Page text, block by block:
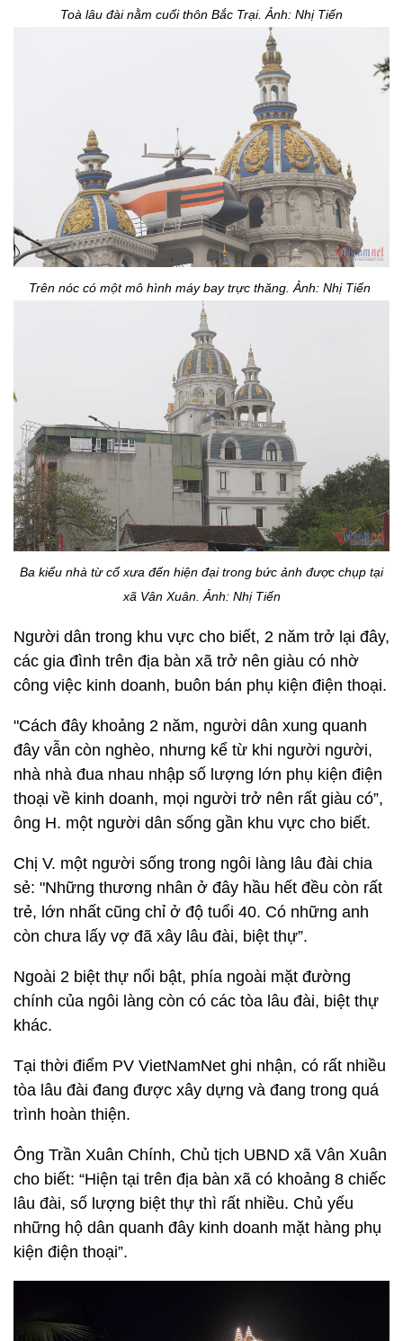
Toà lâu đài nằm cuối thôn Bắc Trại. Ảnh: Nhị Tiến
Trên nóc có một mô hình máy bay trực thăng. Ảnh: Nhị Tiến
Ba kiểu nhà từ cổ xưa đến hiện đại trong bức ảnh được chụp tại
xã Vân Xuân. Ảnh: Nhị Tiến
Người dân trong khu vực cho biết, 2 năm trở lại đây,
các gia đình trên địa bàn xã trở nên giàu có nhờ
công việc kinh doanh, buôn bán phụ kiện điện thoại.
"Cách đây khoảng 2 năm, người dân xung quanh
đây vẫn còn nghèo, nhưng kể từ khi người người,
nhà nhà đua nhau nhập số lượng lớn phụ kiện điện
thoại về kinh doanh, mọi người trở nên rất giàu có”,
ông H. một người dân sống gần khu vực cho biết.
Chị V. một người sống trong ngôi làng lâu đài chia
sẻ: "Những thương nhân ở đây hầu hết đều còn rất
trẻ, lớn nhất cũng chỉ ở độ tuổi 40. Có những anh
còn chưa lấy vợ đã xây lâu đài, biệt thự”.
Ngoài 2 biệt thự nổi bật, phía ngoài mặt đường
chính của ngôi làng còn có các tòa lâu đài, biệt thự
khác.
Tại thời điểm PV VietNamNet ghi nhận, có rất nhiều
tòa lâu đài đang được xây dựng và đang trong quá
trình hoàn thiện.
Ông Trần Xuân Chính, Chủ tịch UBND xã Vân Xuân
cho biết: “Hiện tại trên địa bàn xã có khoảng 8 chiếc
lâu đài, số lượng biệt thự thì rất nhiều. Chủ yếu
những hộ dân quanh đây kinh doanh mặt hàng phụ
kiện điện thoại”.